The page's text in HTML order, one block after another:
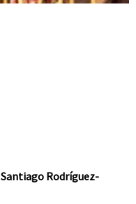
Rodríguez-